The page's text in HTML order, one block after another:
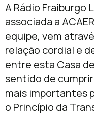
A Rádio Fraiburgo
associada a
equipe, vem
relação cordial e
entre esta Casa
sentido de
mais importantes
o Princípio da